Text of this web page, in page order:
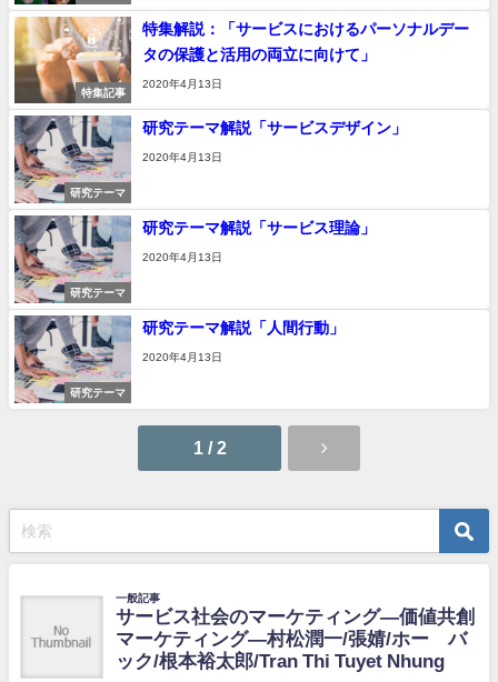
特集記事
特集解説：「サービスにおけるパーソナルデー
タの保護と活用の両立に向けて」
2020年4月13日
研究テーマ
研究テーマ解説「サービスデザイン」
2020年4月13日
研究テーマ
研究テーマ解説「サービス理論」
2020年4月13日
研究テーマ
研究テーマ解説「人間行動」
2020年4月13日
1 / 2